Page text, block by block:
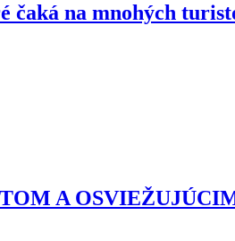
čaká na mnohých
A